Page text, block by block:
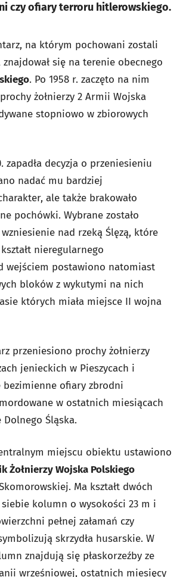
czy ofiary terroru hitlerowskiego.
na którym pochowani zostali
znajdował się na terenie obecnego
. Po 1958 r. zaczęto na nim
żołnierzy 2 Armii Wojska
stopniowo w zbiorowych
zapadła decyzja o przeniesieniu
nadać mu bardziej
ale także brakowało
pochówki. Wybrane zostało
nad rzeką Ślęzą, które
nieregularnego
wejściem postawiono natomiast
bloków z wykutymi na nich
których miała miejsce II wojna
przeniesiono prochy żołnierzy
jenieckich w Pieszycach i
bezimienne ofiary zbrodni
w ostatnich miesiącach
Śląska.
miejscu obiektu ustawiono
Żołnierzy Wojska Polskiego
Ma kształt dwóch
kolumn o wysokości 23 m i
pełnej załamań czy
skrzydła husarskie. W
znajdują się płaskorzeźby ze
wrześniowej, ostatnich miesięcy